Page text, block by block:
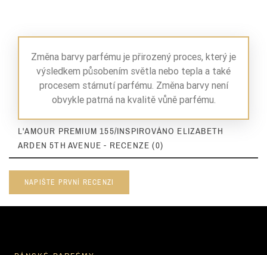
Změna barvy parfému je přirozený proces, který je
výsledkem působením světla nebo tepla a také
procesem stárnutí parfému. Změna barvy není
obvykle patrná na kvalitě vůně parfému.
L'AMOUR PREMIUM 155/INSPIROVÁNO ELIZABETH
ARDEN 5TH AVENUE - RECENZE (0)
NAPIŠTE PRVNÍ RECENZI